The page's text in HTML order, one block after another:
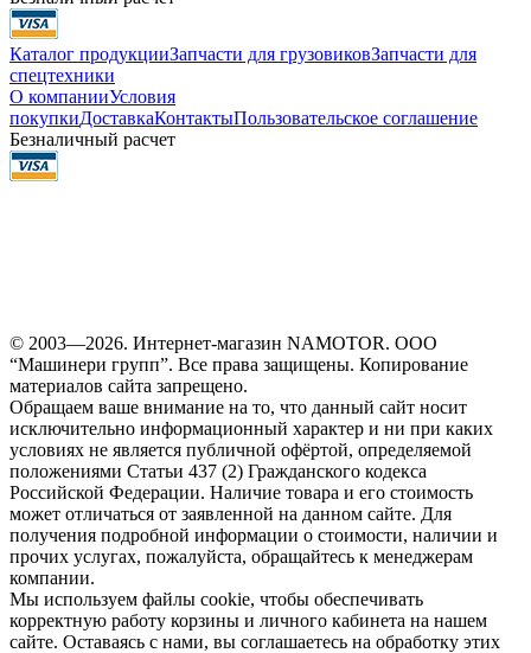
Каталог продукцииЗапчасти для грузовиковЗапчасти для
спецтехники
О компанииУсловия
покупкиДоставкаКонтактыПользовательское соглашение
Безналичный расчет
© 2003—2026. Интернет-магазин NAMOTOR. ООО
“Машинери групп”. Все права защищены. Копирование
материалов сайта запрещено.
Обращаем ваше внимание на то, что данный сайт носит
исключительно информационный характер и ни при каких
условиях не является публичной офёртой, определяемой
положениями Статьи 437 (2) Гражданского кодекса
Российской Федерации. Наличие товара и его стоимость
может отличаться от заявленной на данном сайте. Для
получения подробной информации о стоимости, наличии и
прочих услугах, пожалуйста, обращайтесь к менеджерам
компании.
Мы используем файлы cookie, чтобы обеспечивать
корректную работу корзины и личного кабинета на нашем
сайте. Оставаясь с нами, вы соглашаетесь на обработку этих